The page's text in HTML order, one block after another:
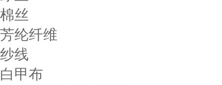
棉丝
芳纶纤维
纱线
白甲布